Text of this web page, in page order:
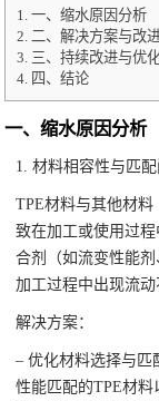
1. 一、缩水原因分析
2. 二、解决方案与改
3. 三、持续改进与优
4. 四、结论
一、缩水原因分析
1. 材料相容性与匹
TPE材料与其他材
致在加工或使用过
合剂（如流变性能
加工过程中出现流
解决方案：
– 优化材料选择与匹
性能匹配的TPE材